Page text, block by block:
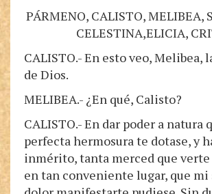
PÁRMENO, CALISTO, MELIBEA,
CELESTINA,ELICIA,
CALISTO.- En esto veo, Melibea,
de Dios.
MELIBEA.- ¿En qué, Calisto?
CALISTO.- En dar poder a natura
perfecta hermosura te dotase, y
inmérito, tanta merced que verte
en tan conveniente lugar, que mi